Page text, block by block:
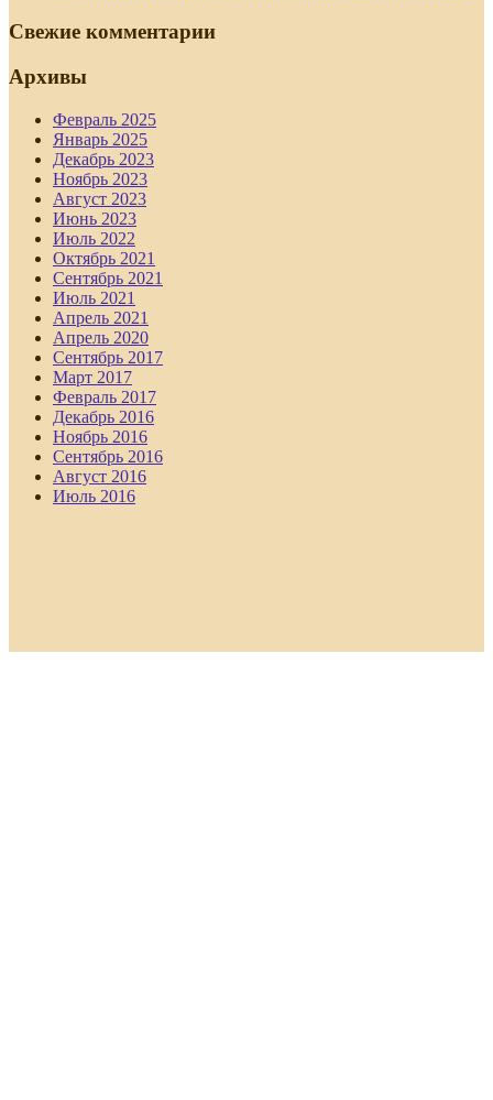
Свежие комментарии
Архивы
Февраль 2025
Январь 2025
Декабрь 2023
Ноябрь 2023
Август 2023
Июнь 2023
Июль 2022
Октябрь 2021
Сентябрь 2021
Июль 2021
Апрель 2021
Апрель 2020
Сентябрь 2017
Март 2017
Февраль 2017
Декабрь 2016
Ноябрь 2016
Сентябрь 2016
Август 2016
Июль 2016